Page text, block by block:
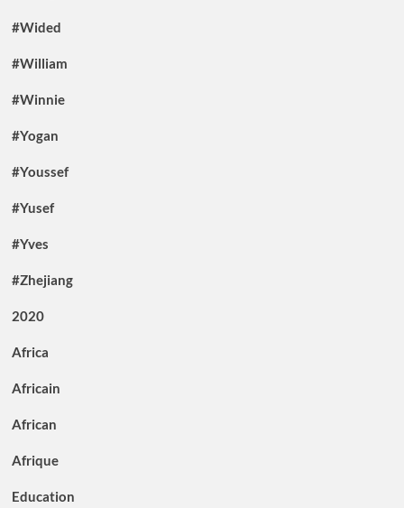
#Wided
#William
#Winnie
#Yogan
#Youssef
#Yusef
#Yves
#Zhejiang
2020
Africa
Africain
African
Afrique
Education